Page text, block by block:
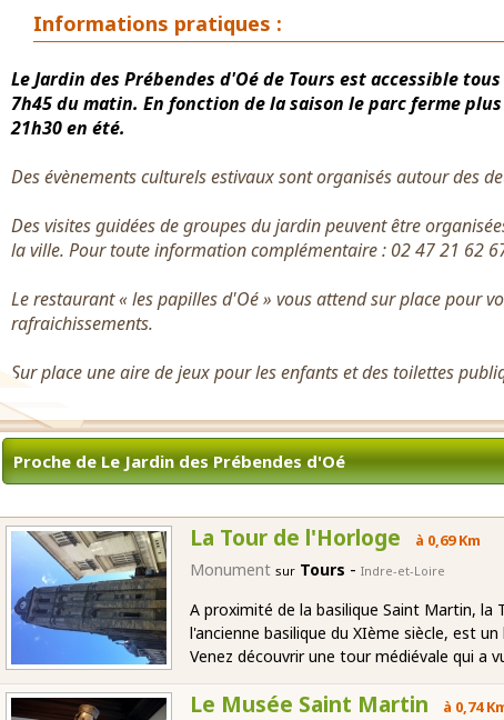
Informations pratiques :
Le Jardin des Prébendes d'Oé de Tours est accessible
7h45 du matin. En fonction de la saison le parc ferme
21h30 en été.
Des évènements culturels estivaux sont organisés autour des
Des visites guidées de groupes du jardin peuvent être
la ville. Pour toute information complémentaire : 02 47 21 62
Le restaurant « les papilles d'Oé » vous attend sur place pour
rafraichissements.
Sur place une aire de jeux pour les enfants et des toilettes
Proche de Le Jardin des Prébendes d'Oé
La Tour de l'Horloge à 0,69 Km
Monument sur Tours - Indre-et-Loire
A proximité de la basilique Saint Martin, la
l'ancienne basilique du XIème siècle, est
Venez découvrir une tour médiévale qui a
Le Musée Saint Martin à 0,74